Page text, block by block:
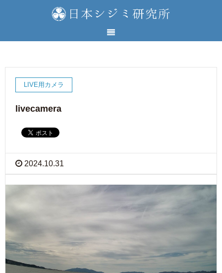
LIVE用カメラ
livecamera
2024.10.31